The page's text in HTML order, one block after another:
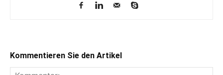
Kommentieren Sie den Artikel